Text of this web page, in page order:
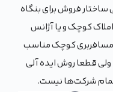
فروش برای بنگاه
کوچک و یا آژانس
کوچک مناسب
قطعا روش ایده آلی
تمام شرکت‌ها نیست.